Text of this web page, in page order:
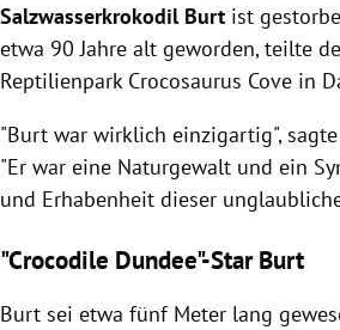
Untermenü
Salzwasserkrokodil Burt ist
etwa 90 Jahre alt geworden, teilte
Reptilienpark Crocosaurus Cove in
"Burt war wirklich einzigartig",
"Er war eine Naturgewalt und ein
und Erhabenheit dieser
"Crocodile Dundee"-Star Burt
Burt sei etwa fünf Meter lang